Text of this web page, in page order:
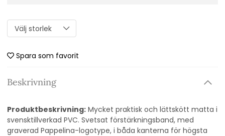
Spara som favorit
Beskrivning
Produktbeskrivning: Mycket praktisk och lättskött matta i
svensktillverkad PVC. Svetsat förstärkningsband, med
graverad Pappelina-logotype, i båda kanterna för högsta